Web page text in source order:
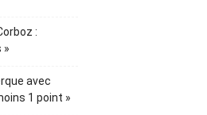
:
»
avec
1 point »